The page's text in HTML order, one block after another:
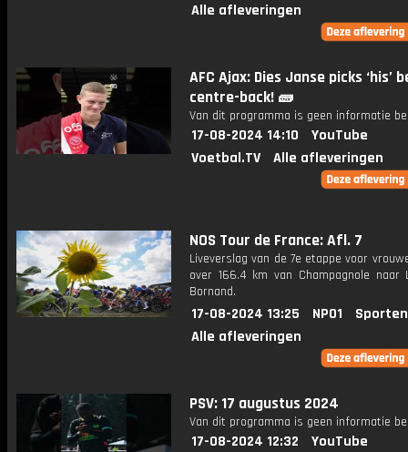
Alle afleveringen
AFC Ajax: Dies Janse picks ‘his’
centre-back! 🧱
Van dit programma is geen informatie
17-08-2024 14:10
YouTube
Voetbal.TV
Alle afleveringen
NOS Tour de France: Afl. 7
Liveverslag van de 7e etappe voor
over 166.4 km van Champagnole naar
Bornand.
17-08-2024 13:25 NPO1
Alle afleveringen
PSV: 17 augustus 2024
Van dit programma is geen informatie
17-08-2024 12:32
YouTube